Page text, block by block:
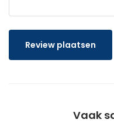
Review plaatsen
Vaak